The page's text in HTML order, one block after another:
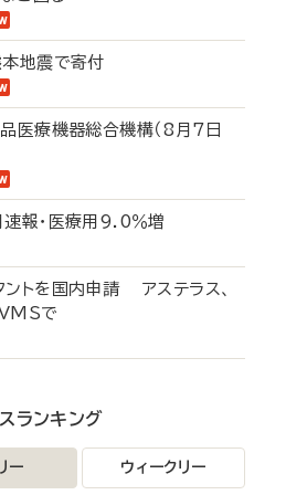
本地震で寄付
品医療機器総合機構（8月7日
速報・医療用9.0％増
ントを国内申請 アステラス、
で
ランキング
ー ウィークリー